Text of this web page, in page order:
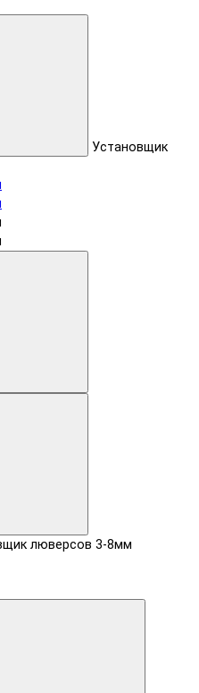
Установщик
люверсов 3-8мм